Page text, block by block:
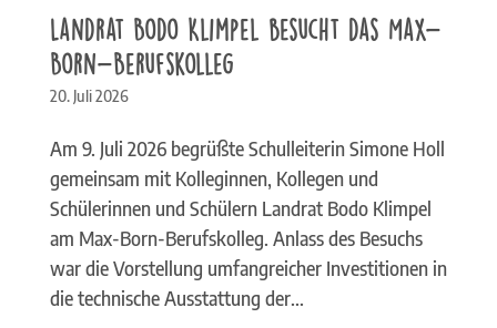
Landrat Bodo Klimpel besucht das Max-
Born-Berufskolleg
20. Juli 2026
Am 9. Juli 2026 begrüßte Schulleiterin Simone Holl
gemeinsam mit Kolleginnen, Kollegen und
Schülerinnen und Schülern Landrat Bodo Klimpel
am Max-Born-Berufskolleg. Anlass des Besuchs
war die Vorstellung umfangreicher Investitionen in
die technische Ausstattung der...